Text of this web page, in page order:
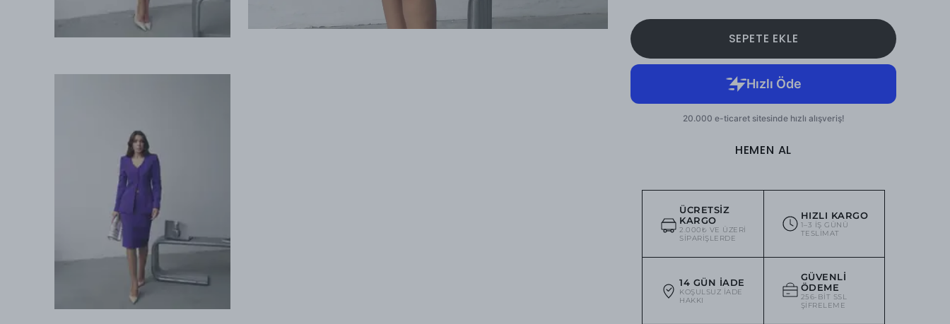
SEPETE EKLE
HEMEN AL
ÜCRETSIZ
KARGO
2.000₺ VE ÜZERI
SIPARIŞLERDE
HIZLI KARGO
1–3 IŞ GÜNÜ
TESLIMAT
14 GÜN İADE
KOŞULSUZ IADE
HAKKI
GÜVENLI
ÖDEME
256-BIT SSL
ŞIFRELEME